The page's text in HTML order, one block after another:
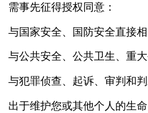
需事先征得授权同意：
与国家安全、国防安全直接相
与公共安全、公共卫生、重
与犯罪侦查、起诉、审判和
出于维护您或其他个人的生